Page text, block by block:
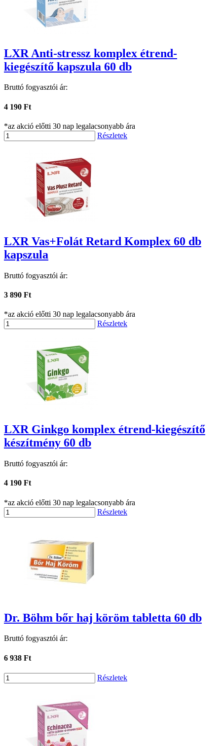
LXR Anti-stressz komplex étrend-
kiegészítő kapszula 60 db
Bruttó fogyasztói ár:
4 190 Ft
*az akció előtti 30 nap legalacsonyabb ára
Részletek
LXR Vas+Folát Retard Komplex 60 db
kapszula
Bruttó fogyasztói ár:
3 890 Ft
*az akció előtti 30 nap legalacsonyabb ára
Részletek
LXR Ginkgo komplex étrend-kiegészítő
készítmény 60 db
Bruttó fogyasztói ár:
4 190 Ft
*az akció előtti 30 nap legalacsonyabb ára
Részletek
Dr. Böhm bőr haj köröm tabletta 60 db
Bruttó fogyasztói ár:
6 938 Ft
Részletek